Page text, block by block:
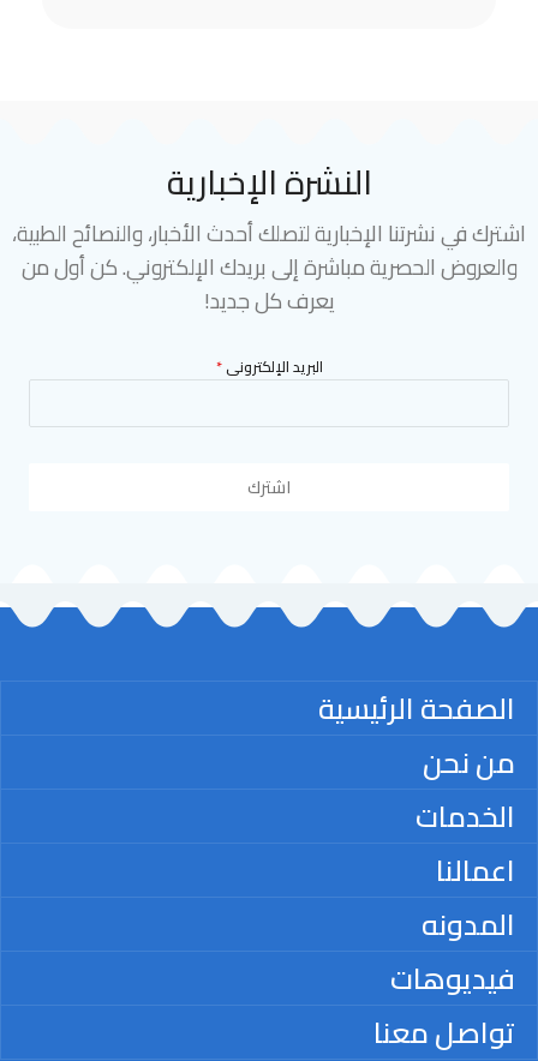
النشرة الإخبارية
اشترك في نشرتنا الإخبارية لتصلك أحدث الأخبار، والنصائح الطبية،
والعروض الحصرية مباشرة إلى بريدك الإلكتروني. كن أول من
يعرف كل جديد!
البريد الإلكترونى*
اشترك
الصفحة الرئيسية
من نحن
الخدمات
اعمالنا
المدونه
فيديوهات
تواصل معنا